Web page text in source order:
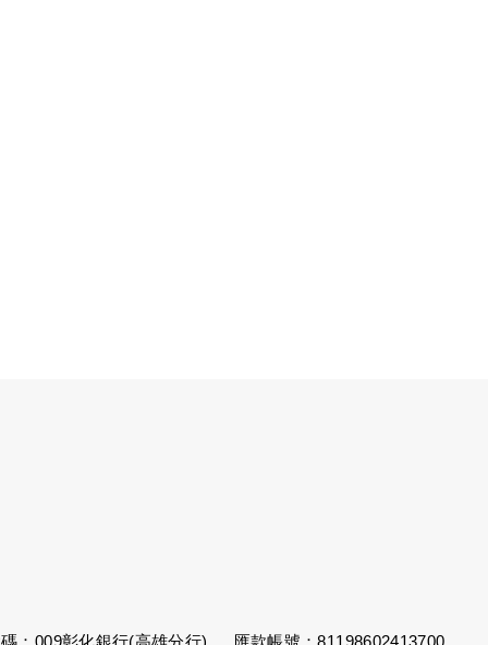
：009彰化銀行(高雄分行) 匯款帳號：81198602413700